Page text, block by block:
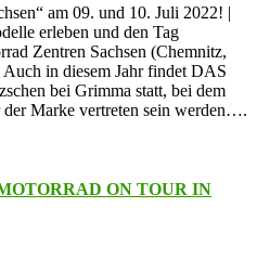
am 09. und 10. Juli 2022! |
erleben und den Tag
Zentren Sachsen (Chemnitz,
in diesem Jahr findet DAS
bei Grimma statt, bei dem
Marke vertreten sein werden….
ON TOUR IN